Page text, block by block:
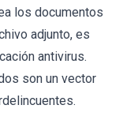
los documentos
adjunto, es
antivirus.
son un vector